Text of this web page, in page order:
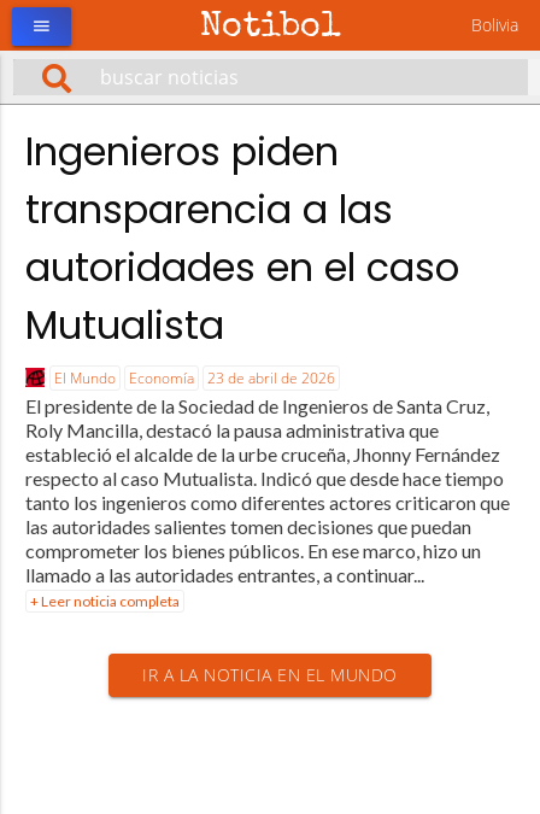
Notibol Bolivia
menu
Ingenieros piden
transparencia a las
autoridades en el caso
Mutualista
El Mundo Economía 23 de abril de 2026
El presidente de la Sociedad de Ingenieros de Santa Cruz,
Roly Mancilla, destacó la pausa administrativa que
estableció el alcalde de la urbe cruceña, Jhonny Fernández
respecto al caso Mutualista. Indicó que desde hace tiempo
tanto los ingenieros como diferentes actores criticaron que
las autoridades salientes tomen decisiones que puedan
comprometer los bienes públicos. En ese marco, hizo un
llamado a las autoridades entrantes, a continuar...
+ Leer noticia completa
IR A LA NOTICIA EN EL MUNDO